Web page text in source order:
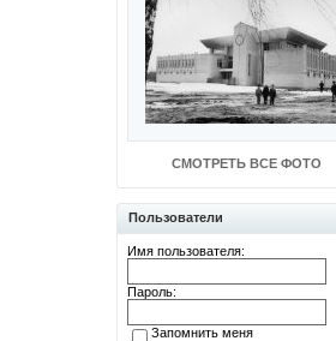
СМОТРЕТЬ ВСЕ ФОТО
Пользователи
Имя пользователя:
Пароль:
Запомнить меня